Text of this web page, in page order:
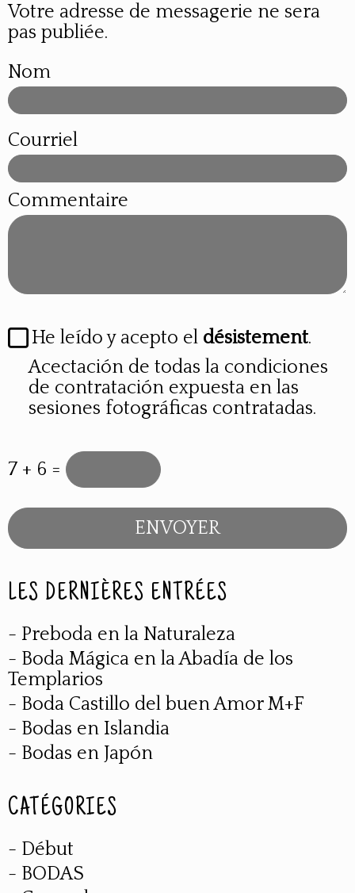
Votre adresse de messagerie ne sera
pas publiée.
Nom
Courriel
Commentaire
He leído y acepto el désistement.
Acectación de todas la condiciones
de contratación expuesta en las
sesiones fotográficas contratadas.
7 + 6 =
LES DERNIÈRES ENTRÉES
- Preboda en la Naturaleza
- Boda Mágica en la Abadía de los
Templarios
- Boda Castillo del buen Amor M+F
- Bodas en Islandia
- Bodas en Japón
CATÉGORIES
- Début
- BODAS